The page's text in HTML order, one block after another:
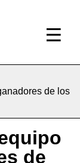
de los
de